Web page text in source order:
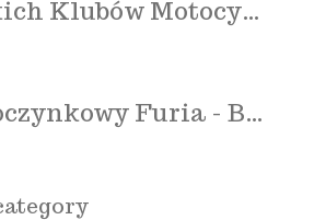
Klubów Motocy…
Furia - B…